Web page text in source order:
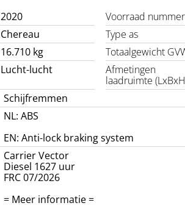
2020 Voorraad nummer
Chereau Type as
16.710 kg Totaalgewicht
Lucht-lucht
Afmetingen
laadruimte
Schijfremmen
NL: ABS
EN: Anti-lock braking system
Carrier Vector
Diesel 1627 uur
FRC 07/2026
= Meer informatie =